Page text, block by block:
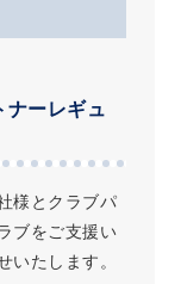
ナーレギュ
様とクラブパ
ブをご支援い
たします。